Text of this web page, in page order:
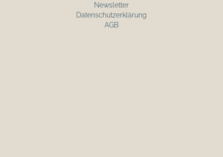
Newsletter
Datenschutzerklärung
AGB